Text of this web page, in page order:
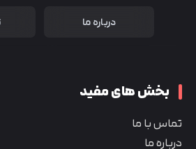
درباره ما
بخش های مفید
تماس با ما
درباره ما